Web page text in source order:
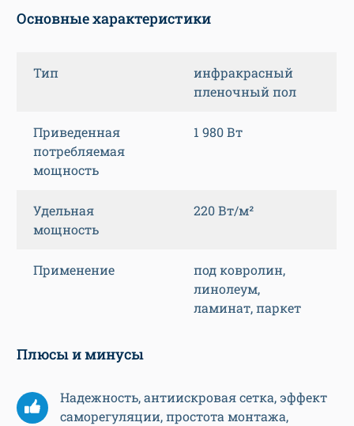
Основные характеристики
Тип
инфракрасный
пленочный пол
Приведенная
потребляемая
мощность
1 980 Вт
Удельная
мощность
220 Вт/м²
Применение
под ковролин,
линолеум,
ламинат, паркет
Плюсы и минусы
Надежность, антиискровая сетка, эффект
саморегуляции, простота монтажа,